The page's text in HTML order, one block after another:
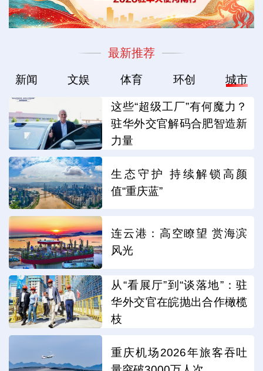
最新推荐
新闻 文娱 体育 环创 城市
这些“超级工厂”有何魔力？
驻华外交官解码合肥智造新
力量
生态守护 持续解锁高颜
值“重庆蓝”
连云港：高空瞭望 赏海滨
风光
从“看展厅”到“谈落地”：驻
华外交官在皖抛出合作橄榄
枝
重庆机场2026年旅客吞吐